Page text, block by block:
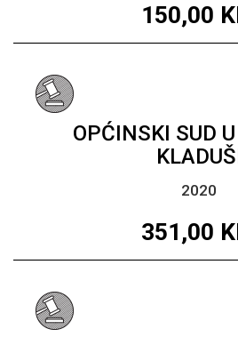
150,00
OPĆINSKI SUD
2020
351,00